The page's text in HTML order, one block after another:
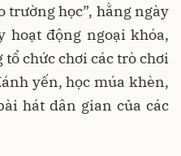
trường học”, hằng ngày
hoạt động ngoại khóa,
chức chơi các trò chơi
yến, học múa khèn,
hát dân gian của các